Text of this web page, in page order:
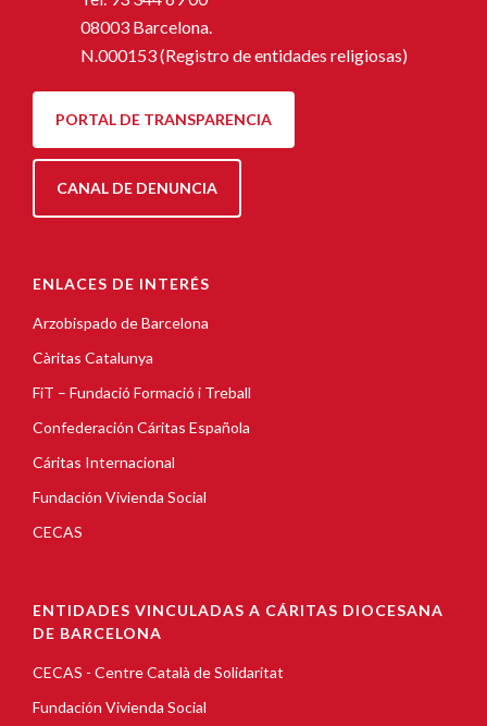
08003 Barcelona.
N.000153 (Registro de entidades religiosas)
PORTAL DE TRANSPARENCIA
CANAL DE DENUNCIA
ENLACES DE INTERÉS
Arzobispado de Barcelona
Càritas Catalunya
FiT – Fundació Formació i Treball
Confederación Cáritas Española
Cáritas Internacional
Fundación Vivienda Social
CECAS
ENTIDADES VINCULADAS A CÁRITAS DIOCESANA
DE BARCELONA
CECAS - Centre Català de Solidaritat
Fundación Vivienda Social